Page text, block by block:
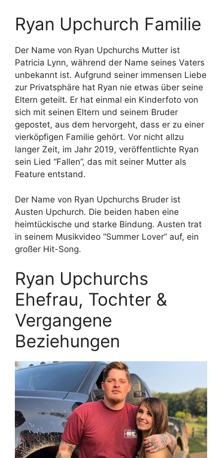
Ryan Upchurch Familie
Der Name von Ryan Upchurchs Mutter ist
Patricia Lynn, während der Name seines Vaters
unbekannt ist. Aufgrund seiner immensen Liebe
zur Privatsphäre hat Ryan nie etwas über seine
Eltern geteilt. Er hat einmal ein Kinderfoto von
sich mit seinen Eltern und seinem Bruder
gepostet, aus dem hervorgeht, dass er zu einer
vierköpfigen Familie gehört. Vor nicht allzu
langer Zeit, im Jahr 2019, veröffentlichte Ryan
sein Lied “Fallen”, das mit seiner Mutter als
Feature entstand.
Der Name von Ryan Upchurchs Bruder ist
Austen Upchurch. Die beiden haben eine
heimtückische und starke Bindung. Austen trat
in seinem Musikvideo “Summer Lover” auf, ein
großer Hit-Song.
Ryan Upchurchs
Ehefrau, Tochter &
Vergangene
Beziehungen